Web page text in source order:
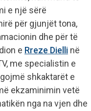
e një sërë
për gjunjët tona,
dhe për të
e Rreze Dielli në
me specialistin e
shkaktarët e
ekzaminimin vetë
nga na vjen dhe